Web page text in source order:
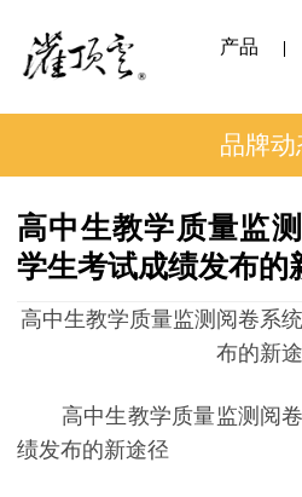
产品
品牌动
高中生教学质量监
学生考试成绩发布的
高中生教学质量监测阅卷系
布的新
高中生教学质量监测阅卷
绩发布的新途径